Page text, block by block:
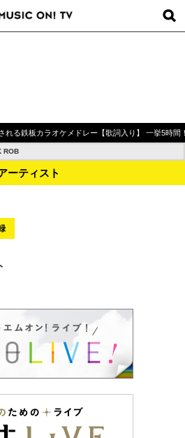
れる鉄板カラオケメドレー【歌詞入り】 一挙5時間
ROB
ーティスト